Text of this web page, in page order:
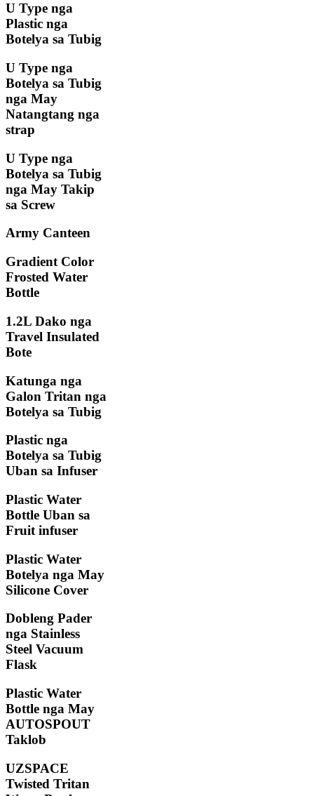
U Type nga
Plastic nga
Botelya sa Tubig
U Type nga
Botelya sa Tubig
nga May
Natangtang nga
strap
U Type nga
Botelya sa Tubig
nga May Takip
sa Screw
Army Canteen
Gradient Color
Frosted Water
Bottle
1.2L Dako nga
Travel Insulated
Bote
Katunga nga
Galon Tritan nga
Botelya sa Tubig
Plastic nga
Botelya sa Tubig
Uban sa Infuser
Plastic Water
Bottle Uban sa
Fruit infuser
Plastic Water
Botelya nga May
Silicone Cover
Dobleng Pader
nga Stainless
Steel Vacuum
Flask
Plastic Water
Bottle nga May
AUTOSPOUT
Taklob
UZSPACE
Twisted Tritan